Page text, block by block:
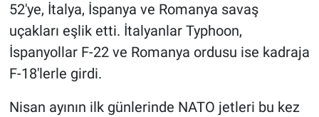
52'ye, İtalya, İspanya ve Romanya savaş
uçakları eşlik etti. İtalyanlar Typhoon,
İspanyollar F-22 ve Romanya ordusu ise kadraja
F-18'lerle girdi.
Nisan ayının ilk günlerinde NATO jetleri bu kez